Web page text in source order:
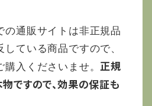
の通販サイトは非正規品
している商品ですので、
購入くださいませ。正規
ですので、効果の保証も